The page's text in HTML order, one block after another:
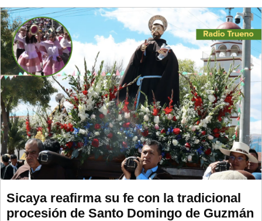
Sicaya reafirma su fe con la tradicional
procesión de Santo Domingo de Guzmán